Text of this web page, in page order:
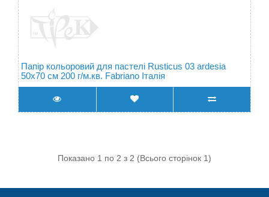
Папір кольоровий для пастелі Rusticus 03 ardesia
50х70 см 200 г/м.кв. Fabriano Італія
Показано 1 по 2 з 2 (Всього сторінок 1)